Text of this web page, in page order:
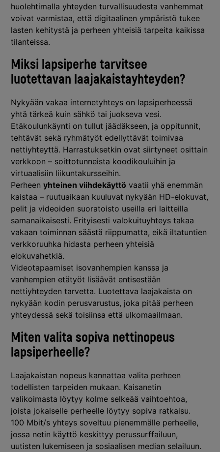
huolehtimalla yhteyden turvallisuudesta vanhemmat
voivat varmistaa, että digitaalinen ympäristö tukee
lasten kehitystä ja perheen yhteisiä tarpeita kaikissa
tilanteissa.
Miksi lapsiperhe tarvitsee
luotettavan laajakaistayhteyden?
Nykyään vakaa internetyhteys on lapsiperheessä
yhtä tärkeä kuin sähkö tai juokseva vesi.
Etäkoulunkäynti on tullut jäädäkseen, ja oppitunnit,
tehtävät sekä ryhmätyöt edellyttävät toimivaa
nettiyhteyttä. Harrastuksetkin ovat siirtyneet osittain
verkkoon – soittotunneista koodikouluihin ja
virtuaalisiin liikuntakursseihin.
Perheenyhteinen viihdekäyttö vaatii yhä enemmän
kaistaa – ruutuaikaan kuuluvat nykyään HD-elokuvat,
pelit ja videoiden suoratoisto useilla eri laitteilla
samanaikaisesti. Erityisesti valokuituyhteys takaa
vakaan toiminnan säästä riippumatta, eikä iltatuntien
verkkoruuhka hidasta perheen yhteisiä
elokuvahetkiä.
Videotapaamiset isovanhempien kanssa ja
vanhempien etätyöt lisäävät entisestään
nettiyhteyden tarvetta. Luotettava laajakaista on
nykyään kodin perusvarustus, joka pitää perheen
yhteydessä sekä toisiinsa että ulkomaailmaan.
Miten valita sopiva nettinopeus
lapsiperheelle?
Laajakaistan nopeus kannattaa valita perheen
todellisten tarpeiden mukaan. Kaisanetin
valikoimasta löytyy kolme selkeää vaihtoehtoa,
joista jokaiselle perheelle löytyy sopiva ratkaisu.
100 Mbit/s yhteys soveltuu pienemmälle perheelle,
jossa netin käyttö keskittyy perussurffailuun,
uutisten lukemiseen ja sosiaalisen median selailuun.